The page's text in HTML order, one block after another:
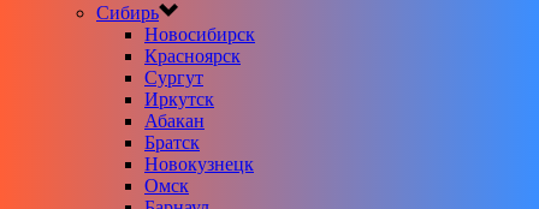
Сибирь
Новосибирск
Красноярск
Сургут
Иркутск
Абакан
Братск
Новокузнецк
Омск